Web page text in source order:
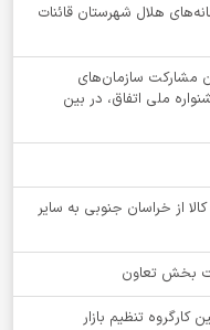
خانه‌های هلال شهرستان قائنات
مشارکت سازمان‌های
ملی اتفاق، در بین
2 میلیون و 404 هزار تن کالا از خراسان جنوبی به سایر
بخش تعاون
تنظیم بازار